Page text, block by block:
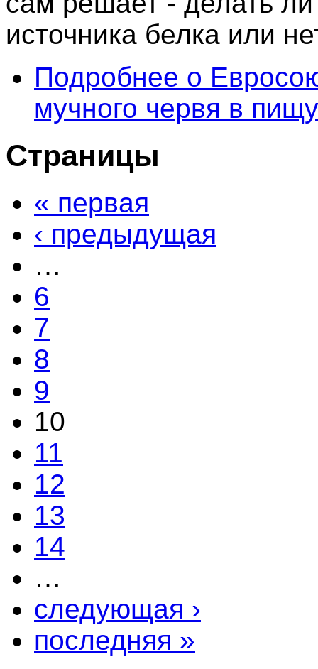
источника белка или
Подробнее о
мучного червя в пищу
Страницы
« первая
‹ предыдущая
…
6
7
8
9
10
11
12
13
14
…
следующая ›
последняя »